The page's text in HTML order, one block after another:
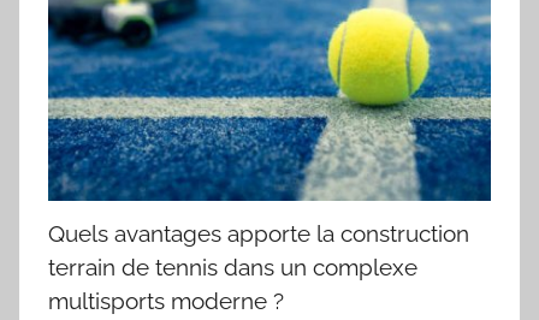
Quels avantages apporte la construction
terrain de tennis dans un complexe
multisports moderne ?